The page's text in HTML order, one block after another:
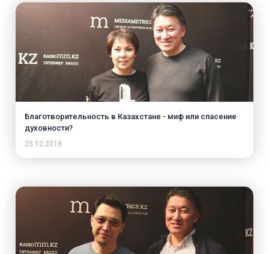
Благотворительность в Казахстане - миф или спасение
духовности?
25.12.2018